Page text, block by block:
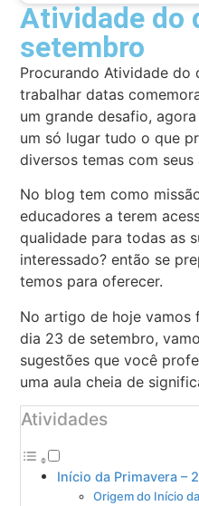
Atividade do
setembro
Procurando Atividade do
trabalhar datas
um grande desafio,
um só lugar tudo o que
diversos temas com seus
No blog tem como
educadores a terem
qualidade para todas as
interessado? então se
temos para oferecer.
No artigo de hoje vamos
dia 23 de setembro,
sugestões que você
uma aula cheia de
Atividades
Início da Primavera –
Origem do Início